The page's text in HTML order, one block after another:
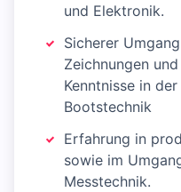
und Elektronik.
Sicherer
Zeichnungen
Kenntnisse in
Bootstechnik
Erfahrung in
sowie im
Messtechnik.